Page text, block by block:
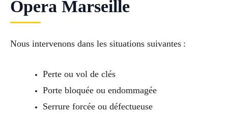
Opera Marseille
Nous intervenons dans les situations suivantes :
Perte ou vol de clés
Porte bloquée ou endommagée
Serrure forcée ou défectueuse